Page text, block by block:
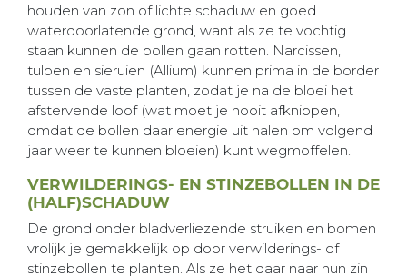
houden van zon of lichte schaduw en goed
waterdoorlatende grond, want als ze te vochtig
staan kunnen de bollen gaan rotten. Narcissen,
tulpen en sieruien (Allium) kunnen prima in de border
tussen de vaste planten, zodat je na de bloei het
afstervende loof (wat moet je nooit afknippen,
omdat de bollen daar energie uit halen om volgend
jaar weer te kunnen bloeien) kunt wegmoffelen.
VERWILDERINGS- EN STINZEBOLLEN IN DE
(HALF)SCHADUW
De grond onder bladverliezende struiken en bomen
vrolijk je gemakkelijk op door verwilderings- of
stinzebollen te planten. Als ze het daar naar hun zin